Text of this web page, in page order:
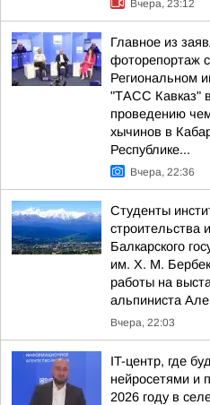
Вчера, 23:12
Главное из
фоторепортаж
Региональном
"ТАСС Кавказ"
проведению
хычинов в
Республике...
Вчера, 22:36
Студенты
строительства
Балкарского
им. Х. М.
работы на
альпиниста
Вчера, 22:03
IT-центр, где
нейросетями и
2026 году в